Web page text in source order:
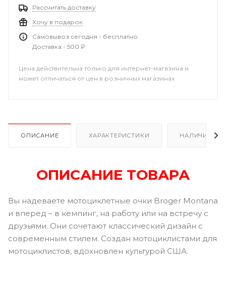
Рассчитать доставку
Хочу в подарок
Самовывоз сегодня - бесплатно
Доставка - 500 ₽
Цена действительна только для интернет-магазина и
может отличаться от цен в розничных магазинах
ОПИСАНИЕ ХАРАКТЕРИСТИКИ НАЛИЧИЕ
ОПИСАНИЕ ТОВАРА
Вы надеваете мотоциклетные очки Broger Montana
и вперед – в кемпинг, на работу или на встречу с
друзьями. Они сочетают классический дизайн с
современным стилем. Создан мотоциклистами для
мотоциклистов, вдохновлен культурой США.